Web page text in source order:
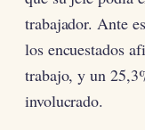
trabajador. Ante
los encuestados
trabajo, y un
involucrado.